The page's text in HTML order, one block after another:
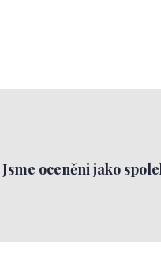
Jsme oceněni jako